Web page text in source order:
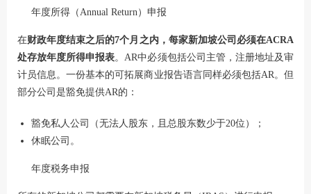
年度所得（Annual Return）申报
在财政年度结束之后的7个月之内，每家新加坡公司必须在ACRA
处存放年度所得申报表。AR中必须包括公司主管，注册地址及审
计员信息。一份基本的可拓展商业报告语言同样必须包括AR。但
部分公司是豁免提供AR的：
豁免私人公司（无法人股东，且总股东数少于20位）；
休眠公司。
年度税务申报